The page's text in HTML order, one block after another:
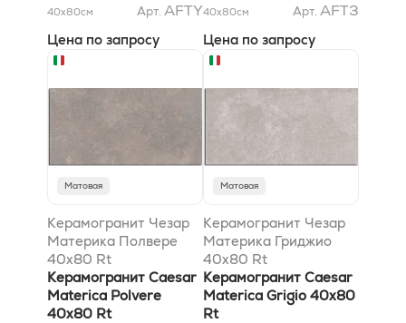
40x80см Арт. AFTY
Цена по запросу
40x80см Арт. AFT3
Цена по запросу
Матовая
Керамогранит Чезар
Материка Полвере
40x80 Rt
Керамогранит Caesar
Materica Polvere
40x80 Rt
Матовая
Керамогранит Чезар
Материка Гриджио
40x80 Rt
Керамогранит Caesar
Materica Grigio 40x80
Rt